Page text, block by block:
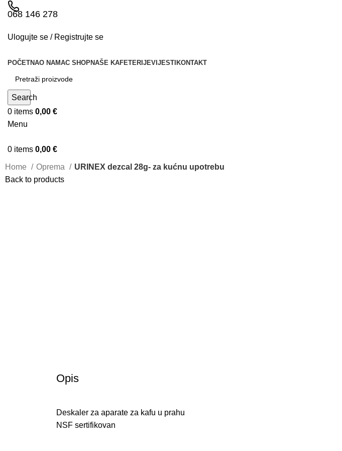
068 146 278
Ulogujte se / Registrujte se
POČETNAO NAMAC SHOPNAŠE KAFETERIJEVIJESTI KONTAKT
Search
0 items 0,00 €
Menu
0 items 0,00 €
Home Oprema
URINEX dezcal 28g- za kućnu upotrebu
Back to products
Opis
Deskaler za aparate za kafu u prahu
NSF sertifikovan